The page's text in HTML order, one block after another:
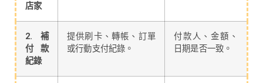
店家
2. 補
付款
紀錄
提供刷卡、轉帳、訂單
或行動支付紀錄。
付款人、金額、
日期是否一致。